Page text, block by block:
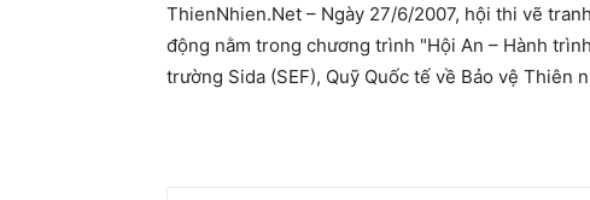
ThienNhien.Net – Ngày 27/6/2007, hội thi vẽ
động nằm trong chương trình "Hội An – Hành
trường Sida (SEF), Quỹ Quốc tế về Bảo vệ Thiên